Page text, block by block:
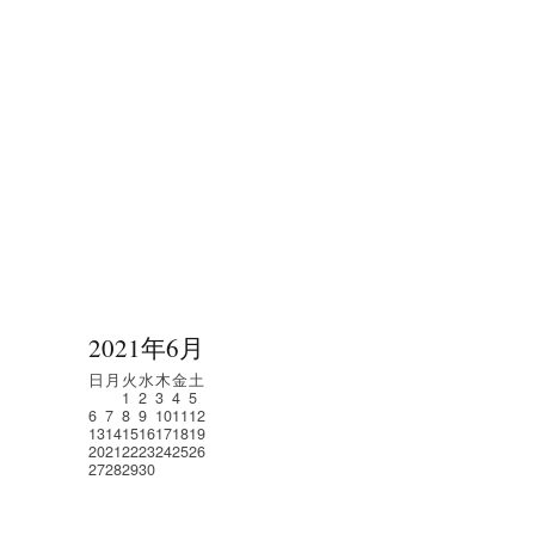
2021年6月
日 月 火水木金土
1 2 3 4 5
6 7 8 9 101112
13141516171819
20212223242526
27282930